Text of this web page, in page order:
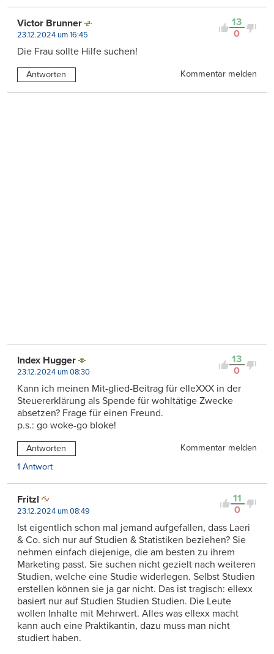
13
0
Victor Brunner
23.12.2024 um 16:45
Die Frau sollte Hilfe suchen!
Antworten Kommentar melden
13
0
Index Hugger
23.12.2024 um 08:30
Kann ich meinen Mit-glied-Beitrag für elleXXX in der
Steuererklärung als Spende für wohltätige Zwecke
absetzen? Frage für einen Freund.
p.s.: go woke-go bloke!
Antworten
Kommentar melden
1 Antwort
11
0
Fritzl
23.12.2024 um 08:49
Ist eigentlich schon mal jemand aufgefallen, dass Laeri
& Co. sich nur auf Studien & Statistiken beziehen? Sie
nehmen einfach diejenige, die am besten zu ihrem
Marketing passt. Sie suchen nicht gezielt nach weiteren
Studien, welche eine Studie widerlegen. Selbst Studien
erstellen können sie ja gar nicht. Das ist tragisch: ellexx
basiert nur auf Studien Studien Studien. Die Leute
wollen Inhalte mit Mehrwert. Alles was ellexx macht
kann auch eine Praktikantin, dazu muss man nicht
studiert haben.